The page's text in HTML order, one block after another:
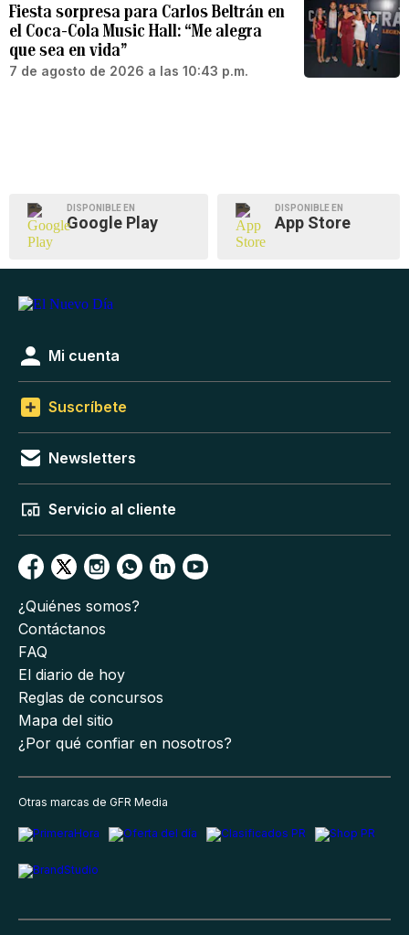
Fiesta sorpresa para Carlos Beltrán en
el Coca-Cola Music Hall: “Me alegra
que sea en vida”
7 de agosto de 2026 a las 10:43 p.m.
DISPONIBLE EN
Google Play
DISPONIBLE EN
App Store
Mi cuenta
Suscríbete
Newsletters
Servicio al cliente
¿Quiénes somos?
Contáctanos
FAQ
El diario de hoy
Reglas de concursos
Mapa del sitio
¿Por qué confiar en nosotros?
Otras marcas de GFR Media